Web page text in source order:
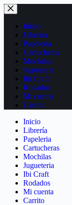
Inicio
Librería
Papeleria
Cartucheras
Mochilas
Jugueteria
Ibi Craft
Rodados
Mi cuenta
Carrito
Inicio
Librería
Papeleria
Cartucheras
Mochilas
Jugueteria
Ibi Craft
Rodados
Mi cuenta
Carrito